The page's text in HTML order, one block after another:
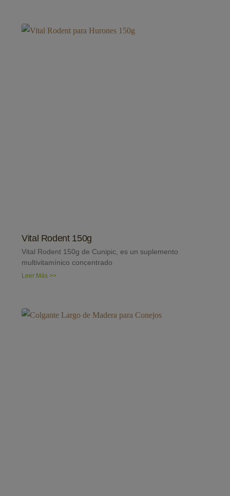
Vital Rodent 150g
Vital Rodent 150g de Cunipic, es un suplemento
multivitamínico concentrado
Leer Más >>